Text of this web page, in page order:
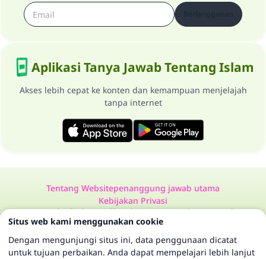
Aplikasi Tanya Jawab Tentang Islam
Akses lebih cepat ke konten dan kemampuan menjelajah
tanpa internet
Tentang Websitepenanggung jawab utama
Kebijakan Privasi
Semua Hak Dilindungi Milik Website Tanya Jawab Tentang Islam
1997-2025 ©
Situs web kami menggunakan cookie
Dengan mengunjungi situs ini, data penggunaan dicatat
untuk tujuan perbaikan. Anda dapat mempelajari lebih lanjut